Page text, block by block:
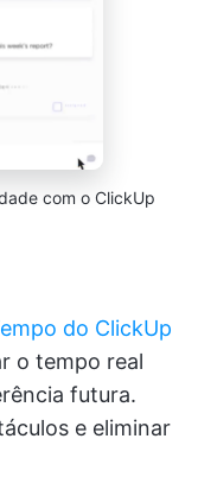
com o ClickUp
do ClickUp
o tempo real
futura.
e eliminar